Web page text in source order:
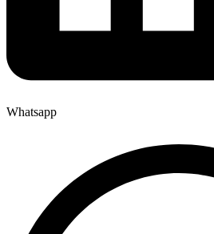
Whatsapp